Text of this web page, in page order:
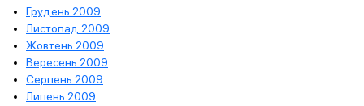
Грудень 2009
Листопад 2009
Жовтень 2009
Вересень 2009
Серпень 2009
Липень 2009